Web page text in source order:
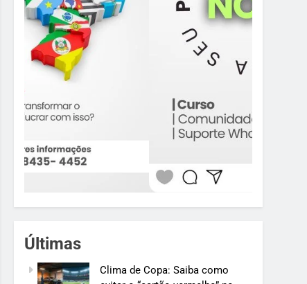
Últimas
Clima de Copa: Saiba como